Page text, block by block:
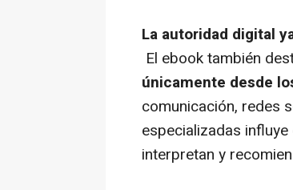
La autoridad digital
El ebook también
únicamente desde
comunicación, redes
especializadas
interpretan y